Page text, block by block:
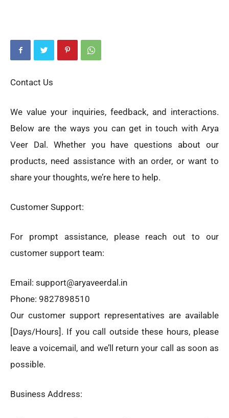
Contact Us
We value your inquiries, feedback, and interactions.
Below are the ways you can get in touch with Arya
Veer Dal. Whether you have questions about our
products, need assistance with an order, or want to
share your thoughts, we’re here to help.
Customer Support:
For prompt assistance, please reach out to our
customer support team:
Email: support@aryaveerdal.in
Phone: 9827898510
Our customer support representatives are available
[Days/Hours]. If you call outside these hours, please
leave a voicemail, and we’ll return your call as soon as
possible.
Business Address: